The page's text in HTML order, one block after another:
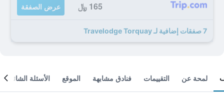
165 ﷼ عرض الصفقة
7 صفقات إضافية لـ Travelodge Torquay
لمحة عن التقييمات فنادق مشابهة الموقع الأسئلة الشائعة